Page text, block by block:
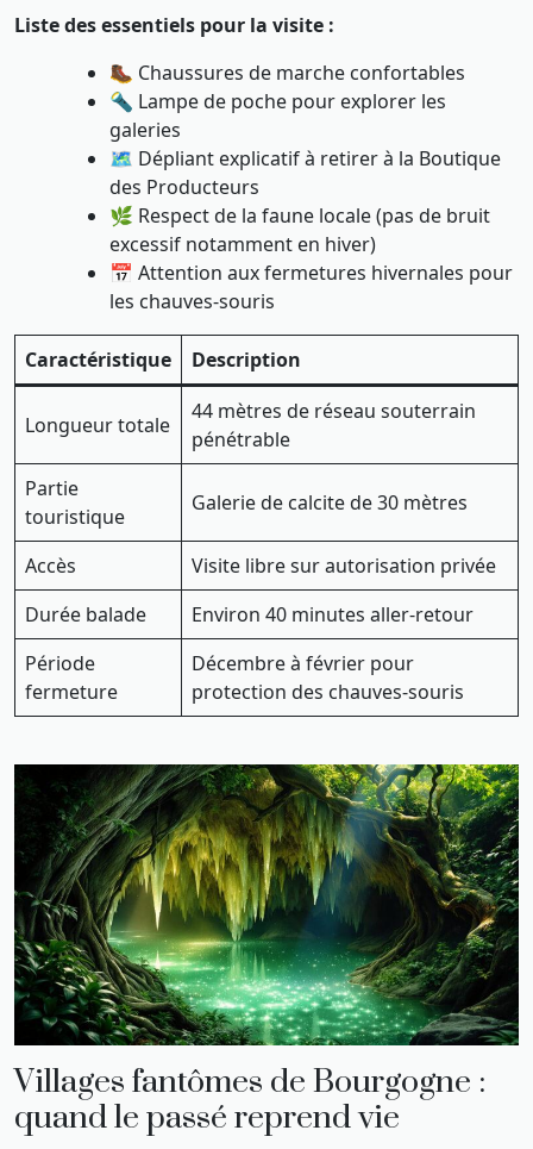
Liste des essentiels pour la visite :
🥾 Chaussures de marche confortables
🔦 Lampe de poche pour explorer les
galeries
🗺️ Dépliant explicatif à retirer à la Boutique
des Producteurs
🌿 Respect de la faune locale (pas de bruit
excessif notamment en hiver)
📅 Attention aux fermetures hivernales pour
les chauves-souris
Caractéristique Description
Longueur totale
44 mètres de réseau souterrain
pénétrable
Partie
touristique
Galerie de calcite de 30 mètres
Accès
Visite libre sur autorisation privée
Durée balade
Environ 40 minutes aller-retour
Période
fermeture
Décembre à février pour
protection des chauves-souris
Villages fantômes de Bourgogne :
quand le passé reprend vie